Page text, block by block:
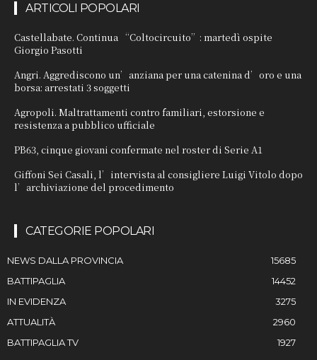
ARTICOLI POPOLARI
Castellabate. Continua “Coltocircuito”: martedì ospite
Giorgio Pasotti
Angri. Aggrediscono un’anziana per una catenina d’oro e una
borsa: arrestati 3 soggetti
Agropoli. Maltrattamenti contro familiari, estorsione e
resistenza a pubblico ufficiale
PB63, cinque giovani confermate nel roster di Serie A1
Giffoni Sei Casali, l’intervista al consigliere Luigi Vitolo dopo
l’archiviazione del procedimento
CATEGORIE POPOLARI
NEWS DALLA PROVINCIA
15685
BATTIPAGLIA
14452
IN EVIDENZA
3275
ATTUALITÀ
2960
BATTIPAGLIA TV
1927